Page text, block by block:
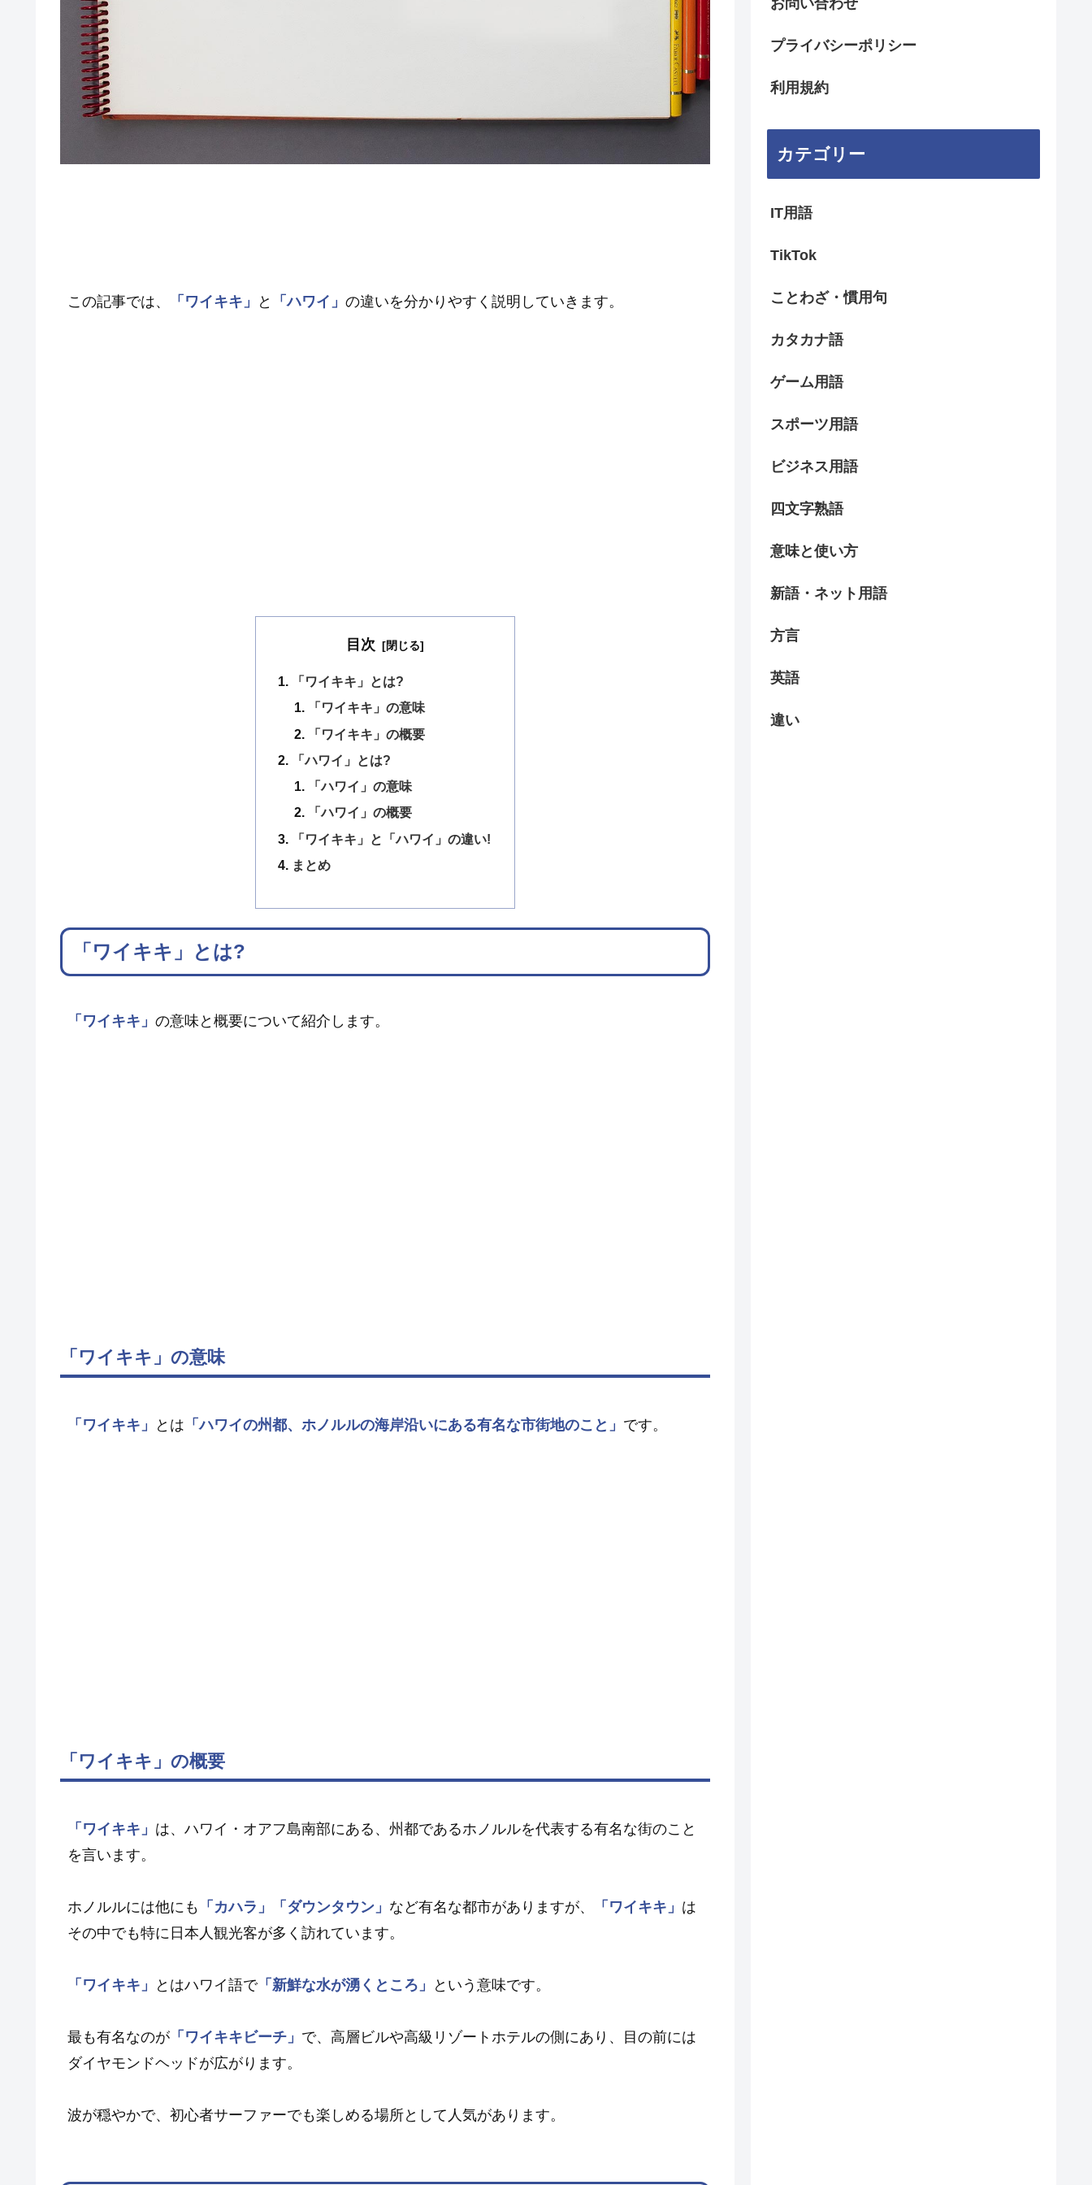
この記事では、 「ワイキキ」 と 「ハワイ」 の違いを分かりやすく説明していきます。
目次
「ワイキキ」とは?
「ワイキキ」の意味
「ワイキキ」の概要
「ハワイ」とは?
「ハワイ」の意味
「ハワイ」の概要
「ワイキキ」と「ハワイ」の違い!
まとめ
「ワイキキ」とは?
「ワイキキ」 の意味と概要について紹介します。
「ワイキキ」の意味
「ワイキキ」 とは 「ハワイの州都、ホノルルの海岸沿いにある有名な市街地のこと」 です。
「ワイキキ」の概要
「ワイキキ」 は、ハワイ・オアフ島南部にある、州都であるホノルルを代表する有名な街のこと
を言います。
ホノルルには他にも 「カハラ」 「ダウンタウン」 など有名な都市がありますが、 「ワイキキ」 は
その中でも特に日本人観光客が多く訪れています。
「ワイキキ」 とはハワイ語で「新鮮な水が湧くところ」 という意味です。
最も有名なのが 「ワイキキビーチ」 で、高層ビルや高級リゾートホテルの側にあり、目の前には
ダイヤモンドヘッドが広がります。
波が穏やかで、初心者サーファーでも楽しめる場所として人気があります。
プライバシーポリシー
利用規約
カテゴリー
IT用語
TikTok
ことわざ・慣用句
カタカナ語
ゲーム用語
スポーツ用語
ビジネス用語
四文字熟語
意味と使い方
新語・ネット用語
方言
英語
違い